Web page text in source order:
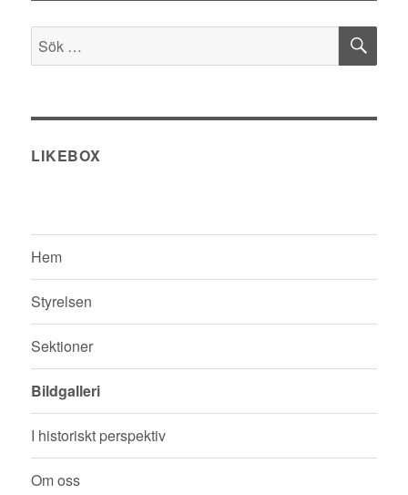
Sök
efter:
SÖK
LIKEBOX
Hem
Styrelsen
Sektioner
Bildgalleri
I historiskt perspektiv
Om oss